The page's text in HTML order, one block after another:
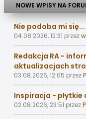
NOWE WPISY NA
Nie podoba mi się...
04.08.2026, 12:31 przez
Redakcja RA -
aktualizacjach
03.08.2026, 12:05 przez
Inspiracja - płytkie
02.08.2026, 23:51 przez